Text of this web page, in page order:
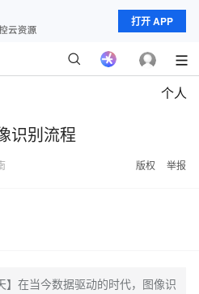
打开 APP
个人
识别流程
版权 举报
】在当今数据驱动的时代，图像识